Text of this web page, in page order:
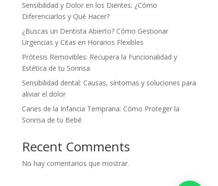
Sensibilidad y Dolor en los Dientes: ¿Cómo
Diferenciarlos y Qué Hacer?
¿Buscas un Dentista Abierto? Cómo Gestionar
Urgencias y Citas en Horarios Flexibles
Prótesis Removibles: Recupera la Funcionalidad y
Estética de tu Sonrisa
Sensibilidad dental: Causas, síntomas y soluciones para
aliviar el dolor
Caries de la Infancia Temprana: Cómo Proteger la
Sonrisa de tu Bebé
Recent Comments
No hay comentarios que mostrar.